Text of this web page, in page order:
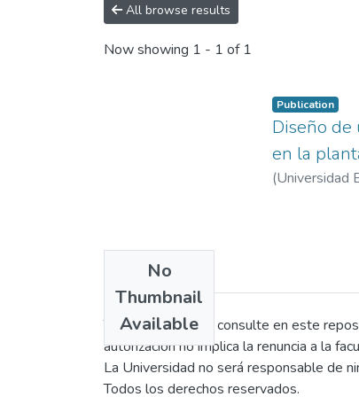
All browse results
Now showing 1 - 1 of 1
No
Thumbnail
Available
Publication
Diseño de
en la
(Universidad
Toda persona que consulte en este
autorización no implica la renuncia a la
La Universidad no será responsable de
Todos los derechos reservados.